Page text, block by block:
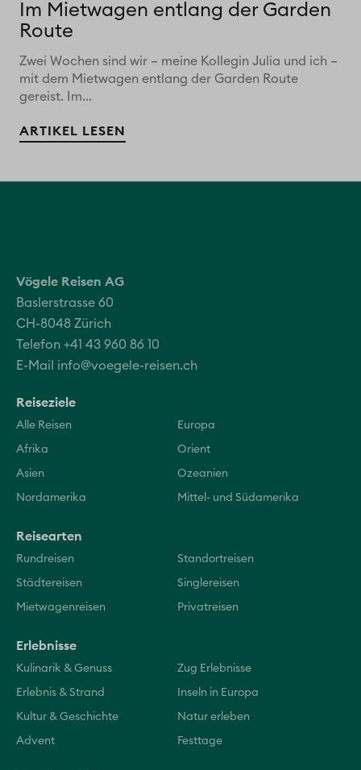
Im Mietwagen entlang der Garden
Route
Zwei Wochen sind wir – meine Kollegin Julia und ich –
mit dem Mietwagen entlang der Garden Route
gereist. Im...
ARTIKEL LESEN
Vögele Reisen AG
Baslerstrasse 60
CH-8048 Zürich
Telefon +41 43 960 86 10
E-Mail info@voegele-reisen.ch
Reiseziele
Alle Reisen Europa
Afrika Orient
Asien Ozeanien
Nordamerika Mittel- und Südamerika
Reisearten
Rundreisen Standortreisen
Städtereisen Singlereisen
Mietwagenreisen Privatreisen
Erlebnisse
Kulinarik & Genuss Zug Erlebnisse
Erlebnis & Strand Inseln in Europa
Kultur & Geschichte Natur erleben
Advent Festtage